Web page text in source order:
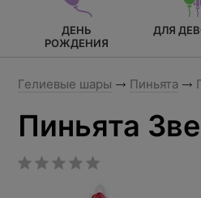
ДЕНЬ
РОЖДЕНИЯ
ДЛЯ
Гелиевые шары Пиньята
Пиньята